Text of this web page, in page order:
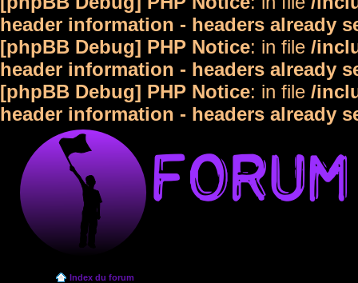
header information - headers already
[phpBB Debug] PHP Notice: in file /
header information - headers already
[phpBB Debug] PHP Notice: in file /
header information - headers already
Index du forum